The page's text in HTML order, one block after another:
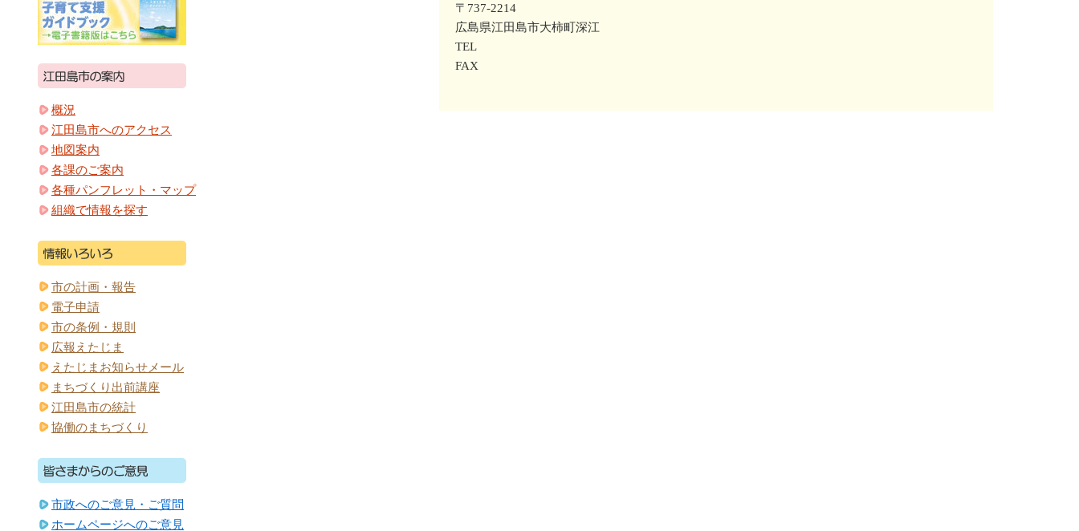
〒737-2214
広島県江田島市大柿町深江
TEL
FAX
概況
江田島市へのアクセス
地図案内
各課のご案内
各種パンフレット・マップ
組織で情報を探す
市の計画・報告
電子申請
市の条例・規則
広報えたじま
えたじまお知らせメール
まちづくり出前講座
江田島市の統計
協働のまちづくり
市政へのご意見・ご質問
ホームページへのご意見